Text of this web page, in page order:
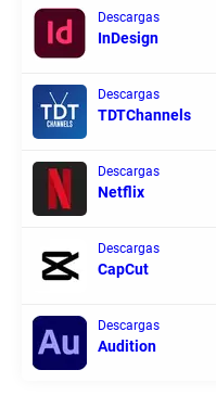
Descargas
InDesign
Descargas
TDTChannels
Descargas
Netflix
Descargas
CapCut
Descargas
Audition